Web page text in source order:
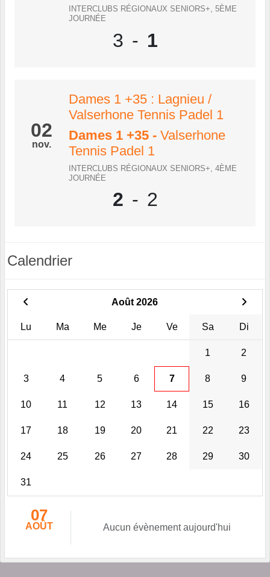
INTERCLUBS RÉGIONAUX SENIORS+, 5ÈME
JOURNÉE
3 - 1
02
nov.
Dames 1 +35 : Lagnieu /
Valserhone Tennis Padel 1
Dames 1 +35 - Valserhone
Tennis Padel 1
INTERCLUBS RÉGIONAUX SENIORS+, 4ÈME
JOURNÉE
2 - 2
Calendrier
Août 2026
Lu Ma Me Je Ve Sa Di
1 2
3 4 5 6 7 8 9
10 11 12 13 14 15 16
17 18 19 20 21 22 23
24 25 26 27 28 29 30
31
07
AOÛT Aucun évènement aujourd'hui